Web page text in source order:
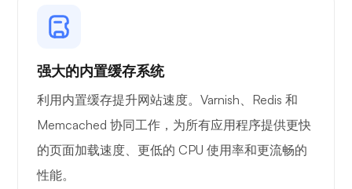
Wireguard
强大的内置缓存系统
利用内置缓存提升网站速度。Varnish、Redis 和
Memcached 协同工作，为所有应用程序提供更快
的页面加载速度、更低的 CPU 使用率和更流畅的
性能。